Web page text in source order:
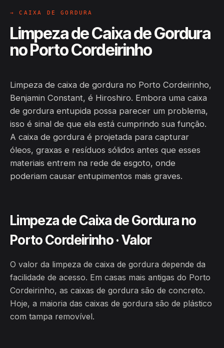
→ CAIXA DE GORDURA
Limpeza de Caixa de Gordura
no Porto Cordeirinho
Limpeza de caixa de gordura no Porto Cordeirinho,
Benjamin Constant, é Hiroshiro. Embora uma caixa
de gordura entupida possa parecer um problema,
isso é sinal de que ela está cumprindo sua função.
A caixa de gordura é projetada para capturar
óleos, graxas e resíduos sólidos antes que esses
materiais entrem na rede de esgoto, onde
poderiam causar entupimentos mais graves.
Limpeza de Caixa de Gordura no
Porto Cordeirinho · Valor
O valor da limpeza de caixa de gordura depende da
facilidade de acesso. Em casas mais antigas do Porto
Cordeirinho, as caixas de gordura são de concreto.
Hoje, a maioria das caixas de gordura são de plástico
com tampa removível.